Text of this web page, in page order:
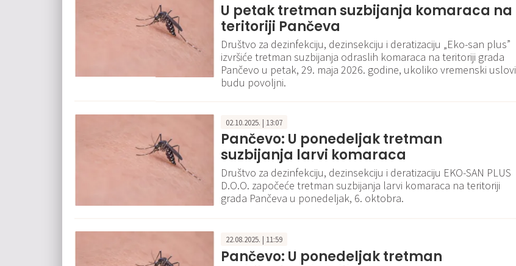
U petak tretman suzbijanja komaraca na
teritoriji Pančeva
Društvo za dezinfekciju, dezinsekciju i deratizaciju „Eko-san plus”
izvršiće tretman suzbijanja odraslih komaraca na teritoriji grada
Pančevo u petak, 29. maja 2026. godine, ukoliko vremenski uslovi
budu povoljni.
02.10.2025. | 13:07
Pančevo: U ponedeljak tretman
suzbijanja larvi komaraca
Društvo za dezinfekciju, dezinsekciju i deratizaciju EKO-SAN PLUS
D.O.O. započeće tretman suzbijanja larvi komaraca na teritoriji
grada Pančeva u ponedeljak, 6. oktobra.
22.08.2025. | 11:59
Pančevo: U ponedeljak tretman